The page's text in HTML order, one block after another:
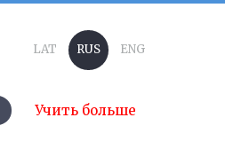
Учить больше
LAT RUS ENG